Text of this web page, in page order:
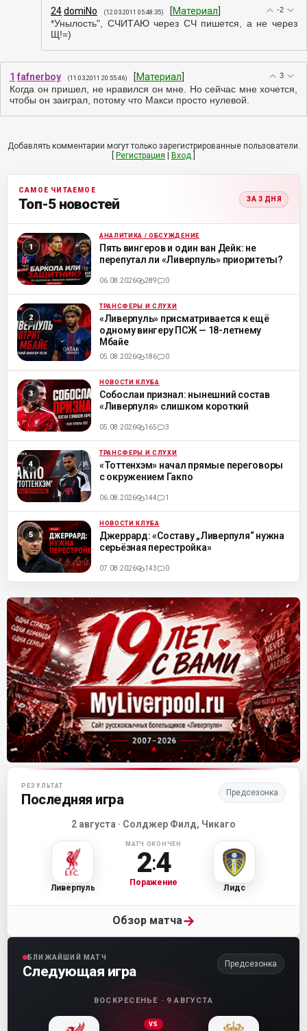
-2
24domiNo (12.03.2011 05:48:35) [Материал
*Унылость", СЧИТАЮ через СЧ пишется, а не через
Щ!=)
3
1 fafnerboy (11.03.2011 20:55:46) [Материал
Когда он пришел, не нравился он мне. Но сейчас мне хочется,
чтобы он заиграл, потому что Макси просто нулевой.
Добавлять комментарии могут только зарегистрированные пользователи.
Регистрация Вход
САМОЕ ЧИТАЕМОЕ
Топ-5 новостей ЗА 3 ДНЯ
ML АНАЛИТИКА / ОБСУЖДЕНИЕ
Пять вингеров и один ван Дейк: не
перепутал ли «Ливерпуль» приоритеты?
06.08.2026 289 0
ML ТРАНСФЕРЫ И СЛУХИ
«Ливерпуль» присматривается к ещё
одному вингеру ПСЖ — 18-летнему
Мбайе
05.08.2026 186 0
ML НОВОСТИ КЛУБА
Собослаи признал: нынешний состав
«Ливерпуля» слишком короткий
05.08.2026 165 3
ML ТРАНСФЕРЫ И СЛУХИ
«Тоттенхэм» начал прямые переговоры
с окружением Гакпо
06.08.2026 144 1
ML НОВОСТИ КЛУБА
Джеррард: «Составу „Ливерпуля“ нужна
серьёзная перестройка»
07.08.2026 143 0
Матч-центр «Ливерпуля»
РЕЗУЛЬТАТ
Последняя игра Предсезонка
2 августа · Солджер Филд, Чикаго
Ливерпуль
МАТЧ ОКОНЧЕН
2:4
Поражение
Лидс
Обзор матча→
БЛИЖАЙШИЙ МАТЧ
Следующая игра Предсезонка
ВОСКРЕСЕНЬЕ · 9 АВГУСТА
VS